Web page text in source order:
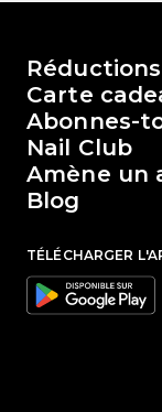
Le monde
Carte
Abonnes-
Nail Club
Amène un
Blog
TÉLÉCHARGER
Google